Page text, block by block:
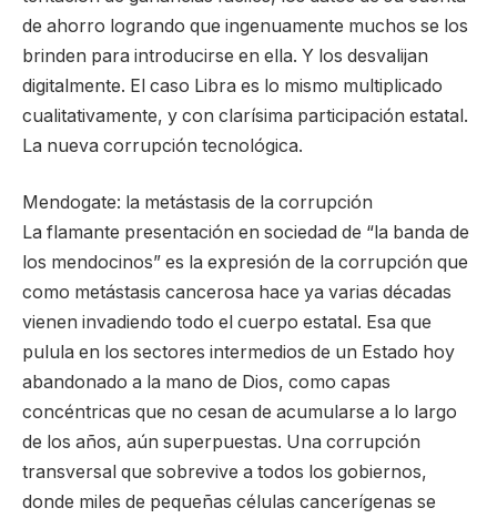
de ahorro logrando que ingenuamente muchos se los
brinden para introducirse en ella. Y los desvalijan
digitalmente. El caso Libra es lo mismo multiplicado
cualitativamente, y con clarísima participación estatal.
La nueva corrupción tecnológica.
Mendogate: la metástasis de la corrupción
La flamante presentación en sociedad de “la banda de
los mendocinos” es la expresión de la corrupción que
como metástasis cancerosa hace ya varias décadas
vienen invadiendo todo el cuerpo estatal. Esa que
pulula en los sectores intermedios de un Estado hoy
abandonado a la mano de Dios, como capas
concéntricas que no cesan de acumularse a lo largo
de los años, aún superpuestas. Una corrupción
transversal que sobrevive a todos los gobiernos,
donde miles de pequeñas células cancerígenas se